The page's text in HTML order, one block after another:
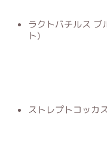
ラクトバチルス ブ
ト)
ストレプトコッカ